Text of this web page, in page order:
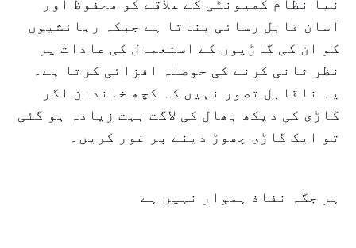
نیا نظام کمیونٹی کے علاقے کو محفوظ اور
آسان قابل رسائی بناتا ہے جبکہ رہائشیوں
کو ان کی گاڑیوں کے استعمال کی عادات پر
نظر ثانی کرنے کی حوصلہ افزائی کرتا ہے۔
یہ ناقابل تصور نہیں کہ کچھ خاندان اگر
گاڑی کی دیکھ بھال کی لاگت بہت زیادہ ہو گئی
تو ایک گاڑی چھوڑ دینے پر غور کریں۔
ہر جگہ نفاذ ہموار نہیں ہے